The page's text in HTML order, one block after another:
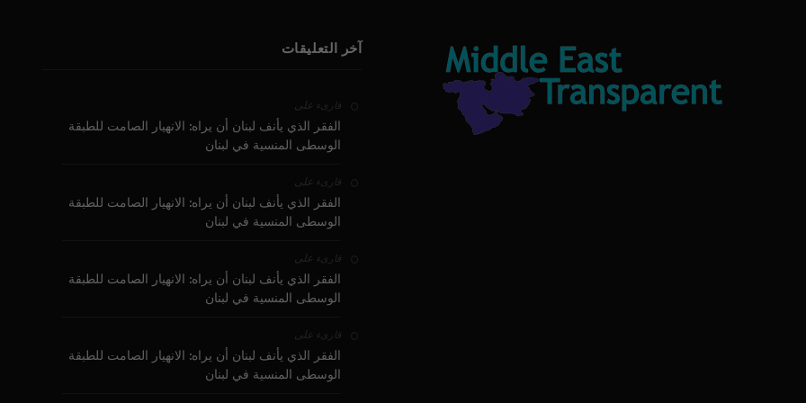
آخر التعليقات
قارىء على
الفقر الذي يأنف لبنان أن يراه: الانهيار الصامت للطبقة
الوسطى المنسية في لبنان
قارىء على
الفقر الذي يأنف لبنان أن يراه: الانهيار الصامت للطبقة
الوسطى المنسية في لبنان
قارىء على
الفقر الذي يأنف لبنان أن يراه: الانهيار الصامت للطبقة
الوسطى المنسية في لبنان
قارىء على
الفقر الذي يأنف لبنان أن يراه: الانهيار الصامت للطبقة
الوسطى المنسية في لبنان